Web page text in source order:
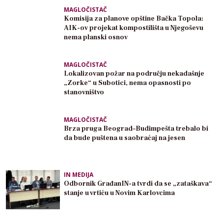
MAGLOČISTAČ
Komisija za planove opštine Bačka Topola:
AIK-ov projekat kompostilišta u Njegoševu
nema planski osnov
MAGLOČISTAČ
Lokalizovan požar na području nekadašnje
„Zorke“ u Subotici, nema opasnosti po
stanovništvo
MAGLOČISTAČ
Brza pruga Beograd–Budimpešta trebalo bi
da bude puštena u saobraćaj na jesen
IN MEDIJA
Odbornik GrađanIN-a tvrdi da se „zataškava“
stanje u vrtiću u Novim Karlovcima